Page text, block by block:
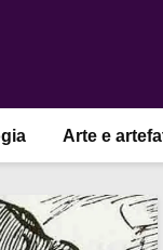
Arte e